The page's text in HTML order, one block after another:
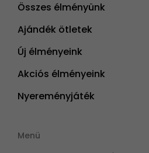
Összes élményünk
Ajándék ötletek
Új élményeink
Akciós élményeink
Nyereményjáték
Menü